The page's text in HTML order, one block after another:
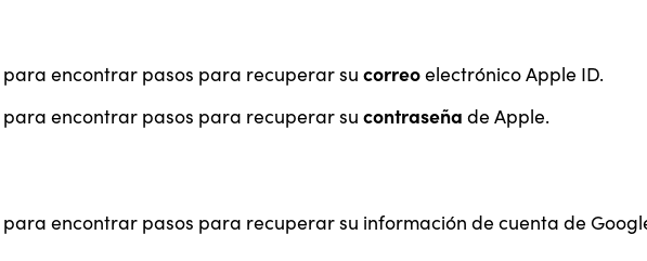
para encontrar pasos para recuperar su correoelectrónico Apple ID.
para encontrar pasos para recuperar su contraseña de Apple.
para encontrar pasos para recuperar su información de cuenta de